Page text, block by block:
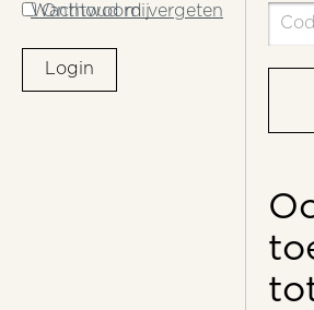
Wachtwoord vergeten
Onthoud mij
Login